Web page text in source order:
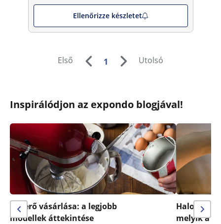
Ellenőrizze készletet
Első 1 Utolsó
Inspirálódjon az expondo blogjával!
Keverő vásárlása: a legjobb
modellek áttekintése
Halogén
melyik a